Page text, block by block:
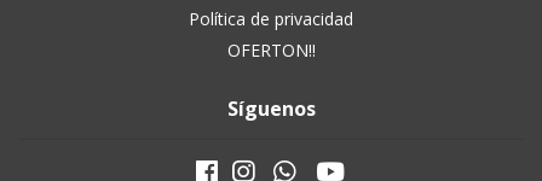
Política de privacidad
OFERTON!!
Síguenos